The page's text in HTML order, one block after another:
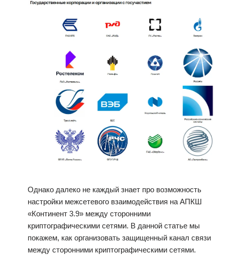
Однако далеко не каждый знает про возможность
настройки межсетевого взаимодействия на АПКШ
«Континент 3.9» между сторонними
криптографическими сетями. В данной статье мы
покажем, как организовать защищенный канал связи
между сторонними криптографическими сетями.